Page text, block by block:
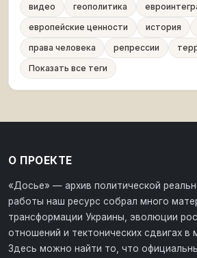
видео
геополитика
европейские ценности
история
права человека
репрессии
Показать все теги
О ПРОЕКТЕ
«Досье» — архив политической
работы наш ресурс собрал много
трансформации Украины, эволюции
отношений и тектонических сдвигах в
Здесь можно найти то, что